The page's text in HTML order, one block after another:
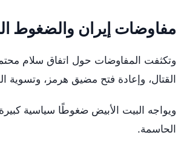
مفاوضات إيران والضغوط
وتكثفت المفاوضات حول اتفاق سلام
القتال، وإعادة فتح مضيق هرمز، وتسوية
ويواجه البيت الأبيض ضغوطًا سياسية
الحاسمة.